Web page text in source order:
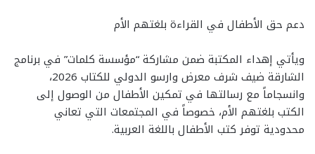
دعم حق الأطفال في القراءة بلغتهم الأم
ويأتي إهداء المكتبة ضمن مشاركة “مؤسسة كلمات” في برنامج
الشارقة ضيف شرف معرض وارسو الدولي للكتاب 2026،
وانسجاماً مع رسالتها في تمكين الأطفال من الوصول إلى
الكتب بلغتهم الأم، خصوصاً في المجتمعات التي تعاني
محدودية توفر كتب الأطفال باللغة العربية.